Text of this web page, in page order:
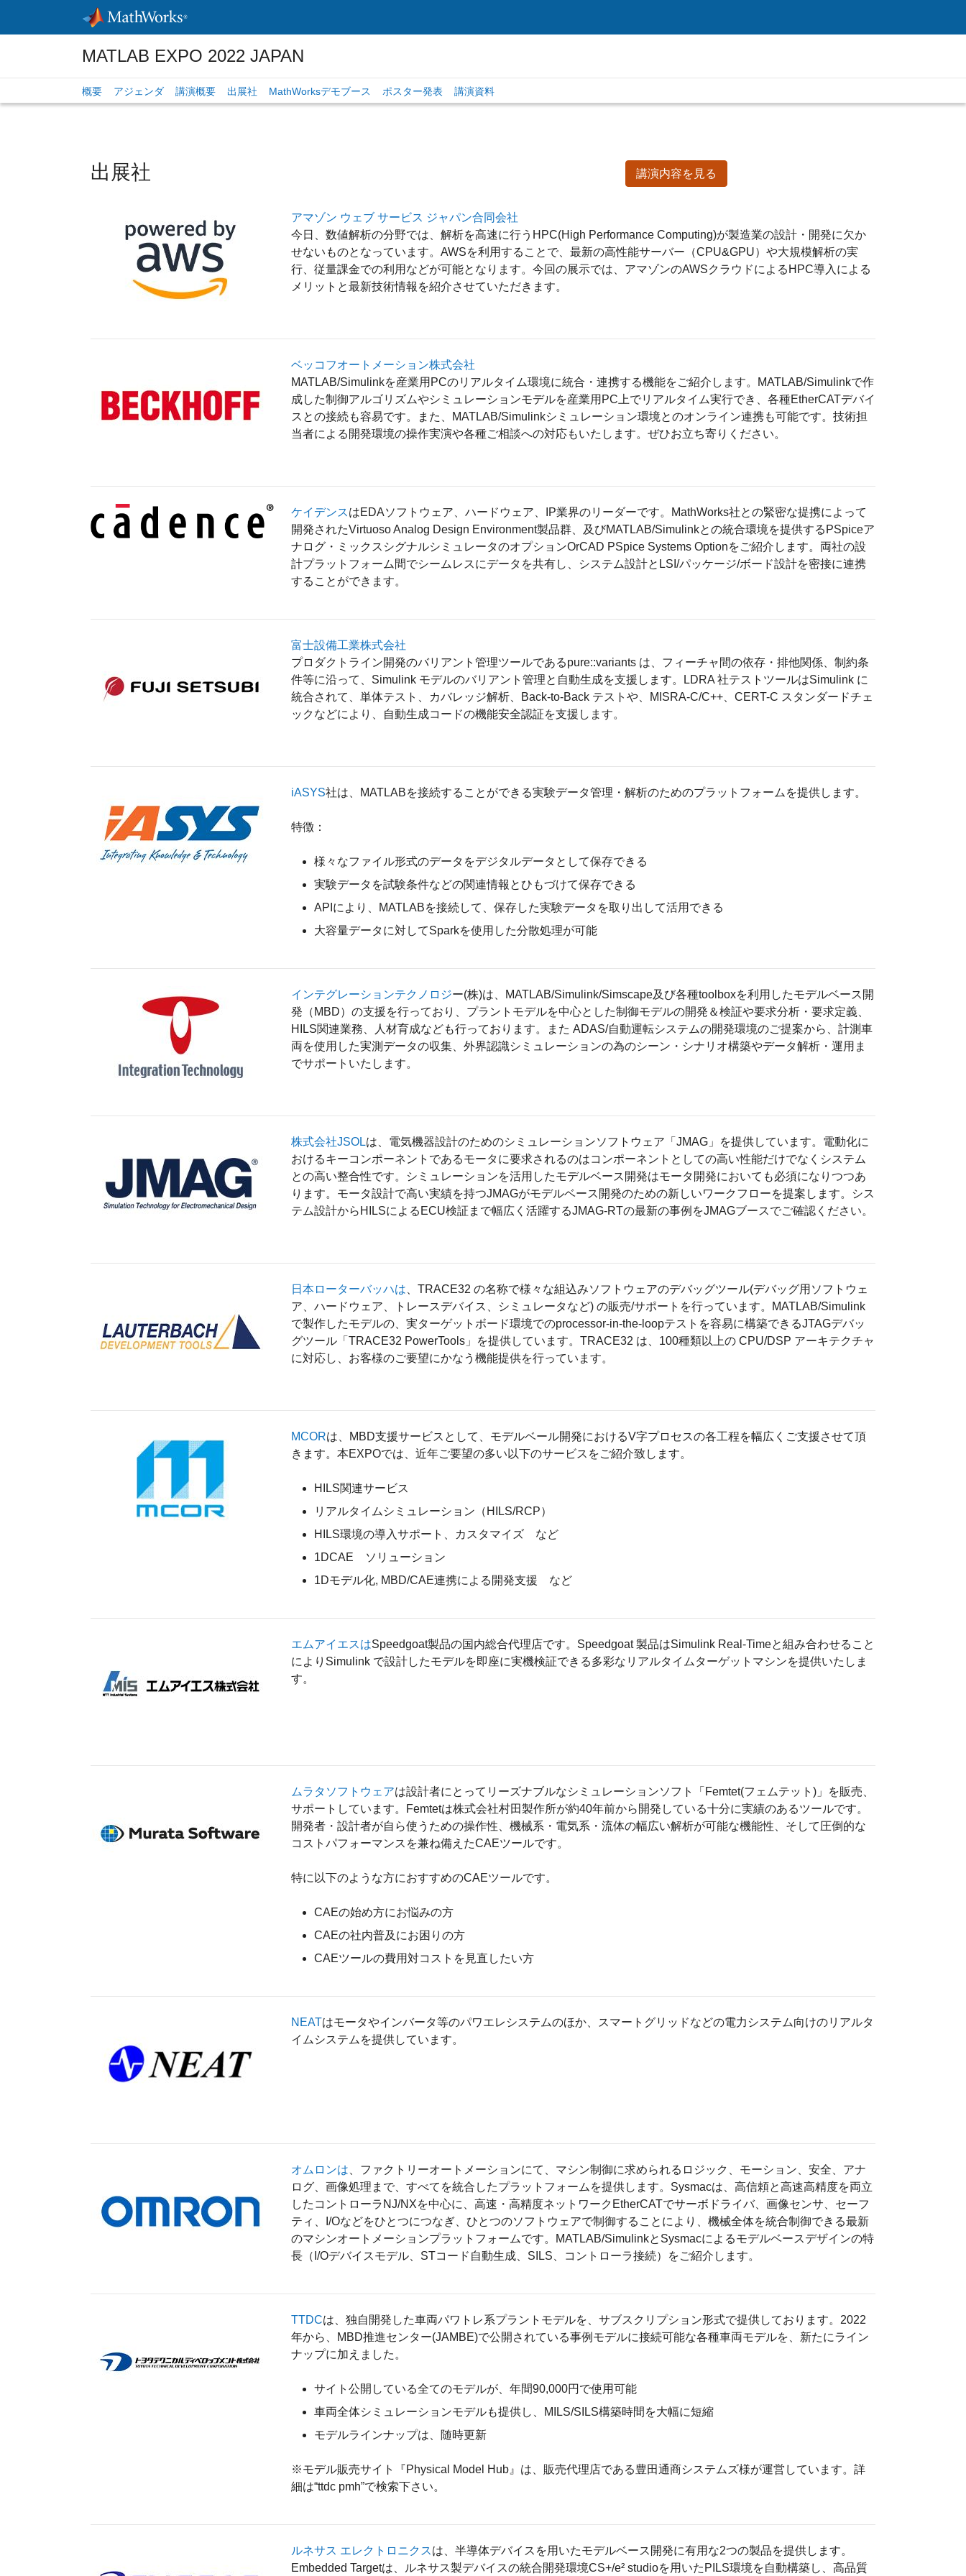
MATLAB EXPO 2022 JAPAN
概要 アジェンダ 講演概要 出展社 MathWorksデモブース ポスター発表 講演資料
出展社 講演内容を見る
アマゾン ウェブ サービス ジャパン合同会社
今日、数値解析の分野では、解析を高速に行うHPC(High Performance Computing)が製造業の設計・開発に欠か
せないものとなっています。AWSを利用することで、最新の高性能サーバー（CPU&GPU）や大規模解析の実
行、従量課金での利用などが可能となります。今回の展示では、アマゾンのAWSクラウドによるHPC導入による
メリットと最新技術情報を紹介させていただきます。
ベッコフオートメーション株式会社
MATLAB/Simulinkを産業用PCのリアルタイム環境に統合・連携する機能をご紹介します。MATLAB/Simulinkで作
成した制御アルゴリズムやシミュレーションモデルを産業用PC上でリアルタイム実行でき、各種EtherCATデバイ
スとの接続も容易です。また、MATLAB/Simulinkシミュレーション環境とのオンライン連携も可能です。技術担
当者による開発環境の操作実演や各種ご相談への対応もいたします。ぜひお立ち寄りください。
ケイデンスはEDAソフトウェア、ハードウェア、IP業界のリーダーです。MathWorks社との緊密な提携によって
開発されたVirtuoso Analog Design Environment製品群、及びMATLAB/Simulinkとの統合環境を提供するPSpiceア
ナログ・ミックスシグナルシミュレータのオプションOrCAD PSpice Systems Optionをご紹介します。両社の設
計プラットフォーム間でシームレスにデータを共有し、システム設計とLSI/パッケージ/ボード設計を密接に連携
することができます。
富士設備工業株式会社
プロダクトライン開発のバリアント管理ツールであるpure::variants は、フィーチャ間の依存・排他関係、制約条
件等に沿って、Simulink モデルのバリアント管理と自動生成を支援します。LDRA 社テストツールはSimulink に
統合されて、単体テスト、カバレッジ解析、Back-to-Back テストや、MISRA-C/C++、CERT-C スタンダードチェ
ックなどにより、自動生成コードの機能安全認証を支援します。
iASYS社は、MATLABを接続することができる実験データ管理・解析のためのプラットフォームを提供します。
特徴：
様々なファイル形式のデータをデジタルデータとして保存できる
実験データを試験条件などの関連情報とひもづけて保存できる
APIにより、MATLABを接続して、保存した実験データを取り出して活用できる
大容量データに対してSparkを使用した分散処理が可能
インテグレーションテクノロジー(株)は、MATLAB/Simulink/Simscape及び各種toolboxを利用したモデルベース開
発（MBD）の支援を行っており、プラントモデルを中心とした制御モデルの開発＆検証や要求分析・要求定義、
HILS関連業務、人材育成なども行っております。また ADAS/自動運転システムの開発環境のご提案から、計測車
両を使用した実測データの収集、外界認識シミュレーションの為のシーン・シナリオ構築やデータ解析・運用ま
でサポートいたします。
株式会社JSOLは、電気機器設計のためのシミュレーションソフトウェア「JMAG」を提供しています。電動化に
おけるキーコンポーネントであるモータに要求されるのはコンポーネントとしての高い性能だけでなくシステム
との高い整合性です。シミュレーションを活用したモデルベース開発はモータ開発においても必須になりつつあ
ります。モータ設計で高い実績を持つJMAGがモデルベース開発のための新しいワークフローを提案します。シス
テム設計からHILSによるECU検証まで幅広く活躍するJMAG-RTの最新の事例をJMAGブースでご確認ください。
日本ローターバッハは 、TRACE32 の名称で様々な組込みソフトウェアのデバッグツール(デバッグ用ソフトウェ
ア、ハードウェア、トレースデバイス、シミュレータなど) の販売/サポートを行っています。MATLAB/Simulink
で製作したモデルの、実ターゲットボード環境でのprocessor-in-the-loopテストを容易に構築できるJTAGデバッ
グツール「TRACE32 PowerTools」を提供しています。TRACE32 は、100種類以上の CPU/DSP アーキテクチャ
に対応し、お客様のご要望にかなう機能提供を行っています。
MCORは、MBD支援サービスとして、モデルベール開発におけるV字プロセスの各工程を幅広くご支援させて頂
きます。本EXPOでは、近年ご要望の多い以下のサービスをご紹介致します。
HILS関連サービス
リアルタイムシミュレーション（HILS/RCP）
HILS環境の導入サポート、カスタマイズ など
1DCAE ソリューション
1Dモデル化, MBD/CAE連携による開発支援 など
エムアイエスはSpeedgoat製品の国内総合代理店です。Speedgoat 製品はSimulink Real-Timeと組み合わせること
によりSimulink で設計したモデルを即座に実機検証できる多彩なリアルタイムターゲットマシンを提供いたしま
す。
ムラタソフトウェアは設計者にとってリーズナブルなシミュレーションソフト「Femtet(フェムテット)」を販売、
サポートしています。Femtetは株式会社村田製作所が約40年前から開発している十分に実績のあるツールです。
開発者・設計者が自ら使うための操作性、機械系・電気系・流体の幅広い解析が可能な機能性、そして圧倒的な
コストパフォーマンスを兼ね備えたCAEツールです。
特に以下のような方におすすめのCAEツールです。
CAEの始め方にお悩みの方
CAEの社内普及にお困りの方
CAEツールの費用対コストを見直したい方
NEATはモータやインバータ等のパワエレシステムのほか、スマートグリッドなどの電力システム向けのリアルタ
イムシステムを提供しています。
オムロンは 、ファクトリーオートメーションにて、マシン制御に求められるロジック、モーション、安全、アナ
ログ、画像処理まで、すべてを統合したプラットフォームを提供します。Sysmacは、高信頼と高速高精度を両立
したコントローラNJ/NXを中心に、高速・高精度ネットワークEtherCATでサーボドライバ、画像センサ、セーフ
ティ、I/Oなどをひとつにつなぎ、ひとつのソフトウェアで制御することにより、機械全体を統合制御できる最新
のマシンオートメーションプラットフォームです。MATLAB/SimulinkとSysmacによるモデルベースデザインの特
長（I/Oデバイスモデル、STコード自動生成、SILS、コントローラ接続）をご紹介します。
TTDCは、独自開発した車両パワトレ系プラントモデルを、サブスクリプション形式で提供しております。2022
年から、MBD推進センター(JAMBE)で公開されている事例モデルに接続可能な各種車両モデルを、新たにライン
ナップに加えました。
サイト公開している全てのモデルが、年間90,000円で使用可能
車両全体シミュレーションモデルも提供し、MILS/SILS構築時間を大幅に短縮
モデルラインナップは、随時更新
※モデル販売サイト『Physical Model Hub』は、販売代理店である豊田通商システムズ様が運営しています。詳
細は“ttdc pmh”で検索下さい。
ルネサス エレクトロニクスは、半導体デバイスを用いたモデルベース開発に有用な2つの製品を提供します。
Embedded Targetは、ルネサス製デバイスの統合開発環境CS+/e² studioを用いたPILS環境を自動構築し、高品質